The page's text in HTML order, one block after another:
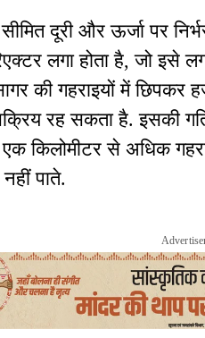
दूरी और ऊर्जा पर
लगा होता है, जो इसे
की गहराइयों में छिपकर
रह सकता है. इसकी
किलोमीटर से अधिक
पाते.